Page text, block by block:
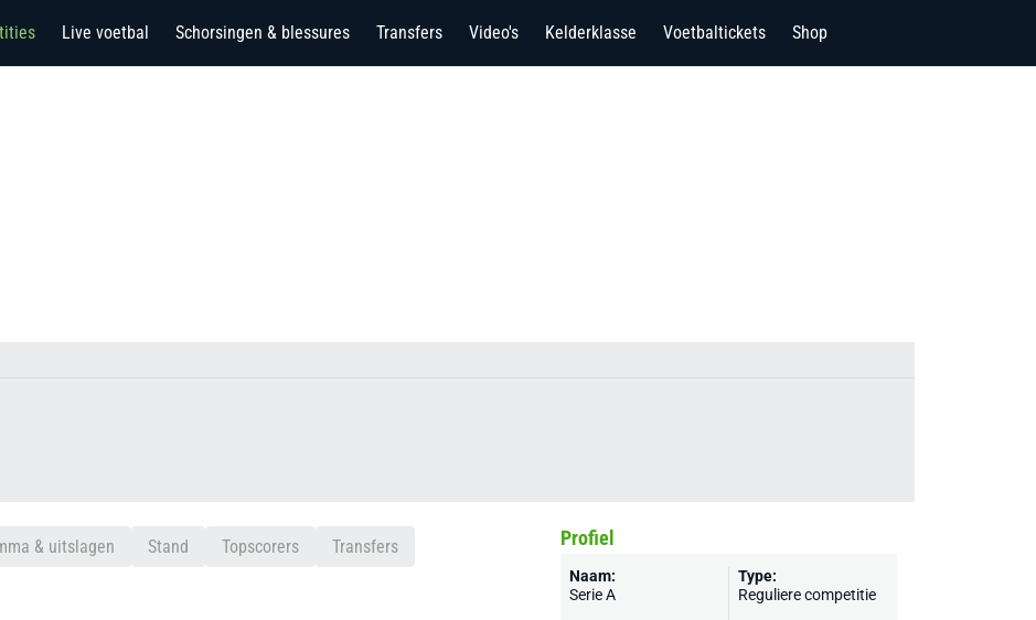
Live voetbal Schorsingen & blessures Transfers Video's Kelderklasse Voetbaltickets Shop
& uitslagen Stand Topscorers Transfers Profiel
Naam:
Serie A
Type:
Reguliere competitie